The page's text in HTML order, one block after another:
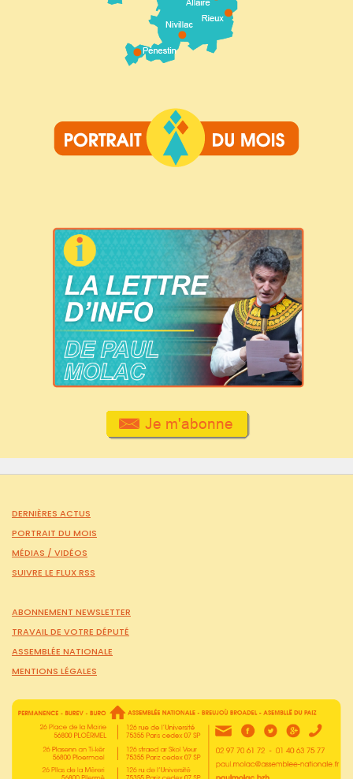
DERNIÈRES ACTUS
PORTRAIT DU MOIS
MÉDIAS / VIDÉOS
SUIVRE LE FLUX RSS
ABONNEMENT NEWSLETTER
TRAVAIL DE VOTRE DÉPUTÉ
ASSEMBLÉE NATIONALE
MENTIONS LÉGALES